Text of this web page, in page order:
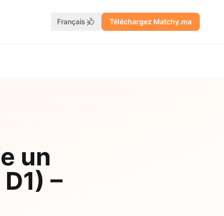
Français Téléchargez Matchy.ma
un
–